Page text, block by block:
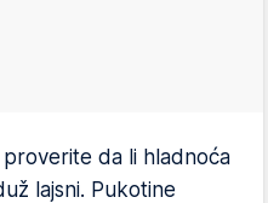
da li hladnoća
lajsni. Pukotine